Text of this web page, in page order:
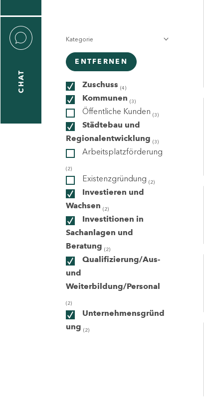
CHAT
Kategorie
ENTFERNEN
Zuschuss (4)
Kommunen (3)
Öffentliche Kunden (3)
Städtebau und
Regionalentwicklung (3)
Arbeitsplatzförderung
(2)
Existenzgründung (2)
Investieren und
Wachsen (2)
Investitionen in
Sachanlagen und
Beratung (2)
Qualifizierung/Aus-
und
Weiterbildung/Personal
(2)
Unternehmensgründ
ung (2)